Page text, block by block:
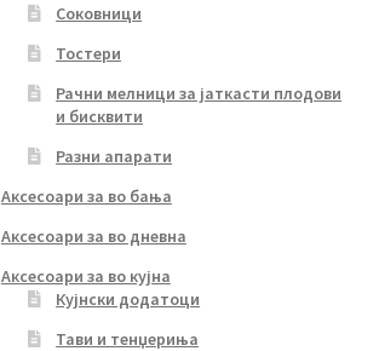
Соковници
Тостери
Рачни мелници за јаткасти плодови
и бисквити
Разни апарати
Аксесоари за во бања
Аксесоари за во дневна
Аксесоари за во кујна
Кујнски додатоци
Тави и тенџериња